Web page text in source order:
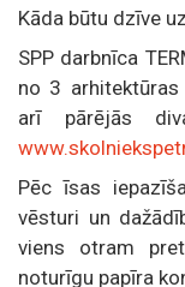
Kāda būtu dzīve
SPP darbnīca
no 3
arī pārējās
Pēc īsas
vēsturi un
viens otram
noturīgu papīra